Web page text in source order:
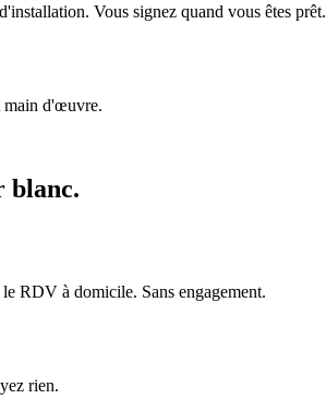
Vous signez quand vous êtes prêt.
main d'œuvre.
blanc.
RDV à domicile. Sans engagement.
rien.